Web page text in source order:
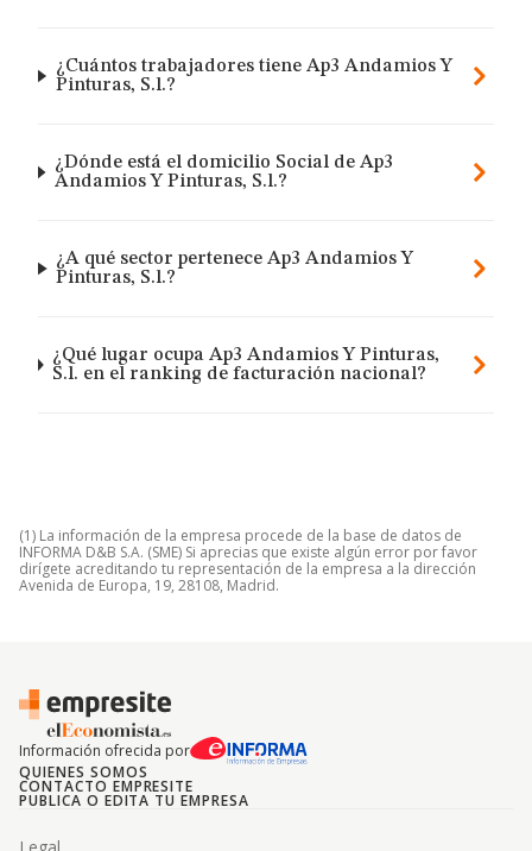
¿Cuántos trabajadores tiene Ap3 Andamios Y
Pinturas, S.l.?
¿Dónde está el domicilio Social de Ap3
Andamios Y Pinturas, S.l.?
¿A qué sector pertenece Ap3 Andamios Y
Pinturas, S.l.?
¿Qué lugar ocupa Ap3 Andamios Y Pinturas,
S.l. en el ranking de facturación nacional?
(1) La información de la empresa procede de la base de datos de
INFORMA D&B S.A. (SME) Si aprecias que existe algún error por favor
dirígete acreditando tu representación de la empresa a la dirección
Avenida de Europa, 19, 28108, Madrid.
Información ofrecida por
QUIENES SOMOS
CONTACTO EMPRESITE
PUBLICA O EDITA TU EMPRESA